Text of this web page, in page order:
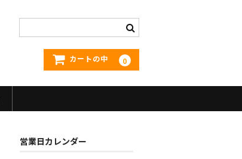
カートの中 0
営業日カレンダー